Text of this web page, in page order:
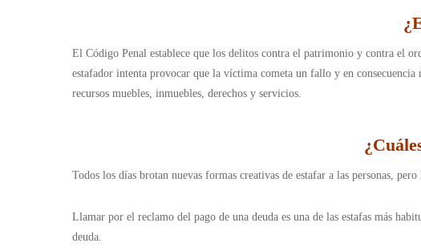
¿
El Código Penal establece que los delitos contra el patrimonio y contra el
estafador intenta provocar que la víctima cometa un fallo y en
recursos muebles, inmuebles, derechos y servicios.
Todos los días brotan nuevas formas creativas de estafar a las personas,
Llamar por el reclamo del pago de una deuda es una de las estafas más
deuda.